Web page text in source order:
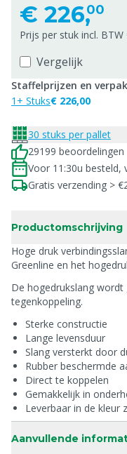
€ 226,00
Prijs per stuk incl. BTW
Vergelijk
Staffelprijzen en
1+ Stuks€ 226,00
30 stuks per pallet
29199
Voor 11:30u besteld,
Gratis verzending >
Productomschrijving
Hoge druk
Greenline en het
De hogedrukslang
tegenkoppeling.
Sterke constructie
Lange levensduur
Slang versterkt door
Rubber beschermde
Direct te koppelen
Gemakkelijk in
Leverbaar in de kleur
Aanvullende